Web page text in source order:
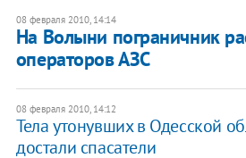
08 февраля 2010, 14:14
На Волыни пограничник
операторов АЗС
08 февраля 2010, 14:12
Тела утонувших в Одесской
достали спасатели